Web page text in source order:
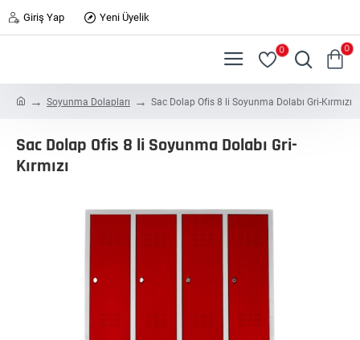
Giriş Yap Yeni Üyelik
0 0
e
Soyunma Dolapları Sac Dolap Ofis 8 li Soyunma Dolabı Gri-Kırmızı
Sac Dolap Ofis 8 li Soyunma Dolabı Gri-
Kırmızı